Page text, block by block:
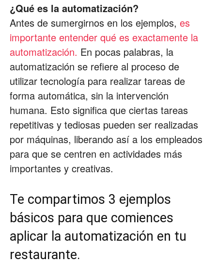
para
Restaurantes
¿Qué es la automatización?
Antes de sumergirnos en los ejemplos, es
importante entender qué es exactamente la
automatización. En pocas palabras, la
automatización se refiere al proceso de
utilizar tecnología para realizar tareas de
forma automática, sin la intervención
humana. Esto significa que ciertas tareas
repetitivas y tediosas pueden ser realizadas
por máquinas, liberando así a los empleados
para que se centren en actividades más
importantes y creativas.
Te compartimos 3 ejemplos
básicos para que comiences
aplicar la automatización en tu
restaurante.